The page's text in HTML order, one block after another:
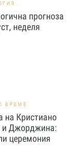
прогноза
неделя
ВРЕМЕ
на Кристиано
и Джорджина:
церемония